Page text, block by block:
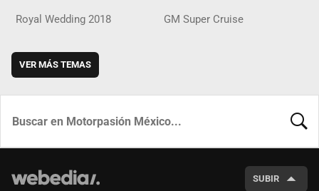
Royal Wedding 2018 GM Super Cruise
VER MÁS TEMAS
SUBIR